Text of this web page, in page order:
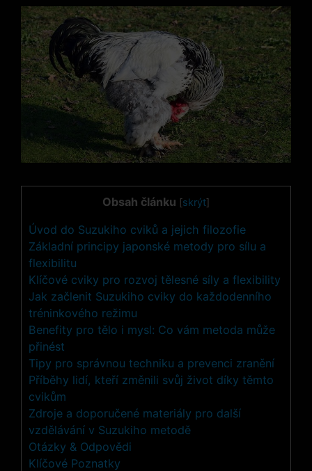
Obsah článku [skrýt]
Úvod do Suzukiho cviků a⁤ jejich filozofie
Základní principy japonské metody pro sílu a
flexibilitu
Klíčové cviky pro rozvoj tělesné síly a flexibility
Jak začlenit Suzukiho cviky do každodenního⁣
tréninkového režimu
Benefity pro tělo i mysl: Co vám metoda může
přinést
Tipy pro správnou techniku a prevenci zranění
Příběhy lidí, kteří změnili svůj život díky ‌těmto
cvikům
Zdroje a doporučené materiály pro další
vzdělávání v Suzukiho metodě
Otázky & Odpovědi
Klíčové Poznatky